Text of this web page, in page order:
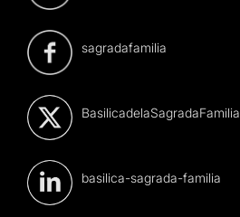
sagradafamilia
BasilicadelaSagradaFamilia
basilica-sagrada-familia